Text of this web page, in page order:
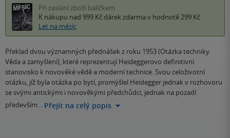
Při zaslání zboží balíčkem
K nákupu nad 999 Kč dárek zdarma v hodnotě 299 Kč
Let na měsíc
Překlad dvou významných přednášek z roku 1953 (Otázka techniky.
Věda a zamyšlení), které reprezentují Heideggerovo definitivní
stanovisko k novověké vědě a moderní technice. Svou celoživotní
otázku, jíž byla otázka po bytí, promýšlel Heidegger jednak v rozhovoru
se svými antickými i novověkými předchůdci, jednak na pozadí
především… Přejít na celý popis